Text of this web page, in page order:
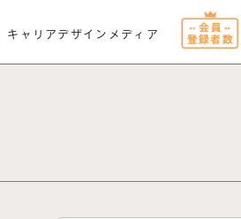
キャリアデザインメディア